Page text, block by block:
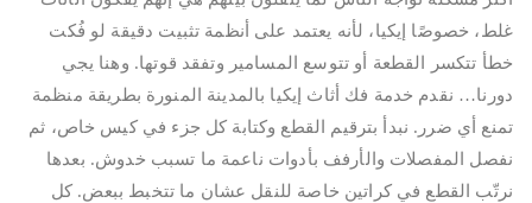
غلط، خصوصًا إيكيا، لأنه يعتمد على أنظمة تثبيت دقيقة لو فُكت
خطأ تتكسر القطعة أو تتوسع المسامير وتفقد قوتها. وهنا يجي
دورنا… نقدم خدمة فك أثاث إيكيا بالمدينة المنورة بطريقة منظمة
تمنع أي ضرر. نبدأ بترقيم القطع وكتابة كل جزء في كيس خاص، ثم
نفصل المفصلات والأرفف بأدوات ناعمة ما تسبب خدوش. بعدها
نرتّب القطع في كراتين خاصة للنقل عشان ما تتخبط ببعض. كل